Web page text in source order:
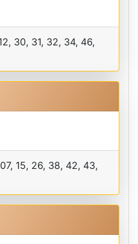
30, 31, 32, 34, 46,
15, 26, 38, 42, 43,